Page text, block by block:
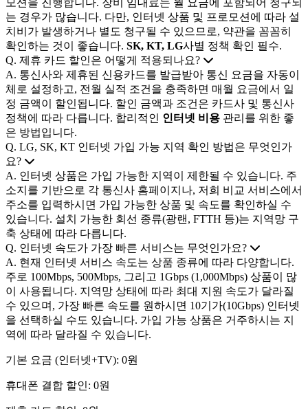
는 경우가 많습니다. 다만, 인터넷 상품 및 프로모션에 따라 설
치비가 발생하거나 별도 청구될 수 있으므로, 약관을 꼼꼼히
확인하는 것이 좋습니다. SK, KT, LG사별 정책 확인 필수.
Q. 제휴 카드 할인은 어떻게 적용되나요?
A. 통신사와 제휴된 신용카드를 발급받아 통신 요금을 자동이
체로 설정하고, 전월 실적 조건을 충족하면 매월 요금에서 일
정 금액이 할인됩니다. 할인 금액과 조건은 카드사 및 통신사
정책에 따라 다릅니다. 합리적인 인터넷 비용 관리를 위한 좋
은 방법입니다.
Q. LG, SK, KT 인터넷 가입 가능 지역 확인 방법은 무엇인가
요?
A. 인터넷 상품은 가입 가능한 지역이 제한될 수 있습니다. 주
소지를 기반으로 각 통신사 홈페이지나, 저희 비교 서비스에서
주소를 입력하시면 가입 가능한 상품 및 속도를 확인하실 수
있습니다. 설치 가능한 회선 종류(광랜, FTTH 등)는 지역망 구
축 상태에 따라 다릅니다.
Q. 인터넷 속도가 가장 빠른 서비스는 무엇인가요?
A. 현재 인터넷 서비스 속도는 상품 종류에 따라 다양합니다.
주로 100Mbps, 500Mbps, 그리고 1Gbps (1,000Mbps) 상품이 많
이 사용됩니다. 지역망 상태에 따라 최대 지원 속도가 달라질
수 있으며, 가장 빠른 속도를 원하시면 10기가(10Gbps) 인터넷
을 선택하실 수도 있습니다. 가입 가능 상품은 거주하시는 지
역에 따라 달라질 수 있습니다.
기본 요금 (인터넷+TV): 0원
휴대폰 결합 할인: 0원